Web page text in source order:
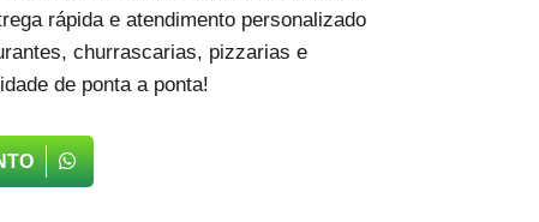
rápida e atendimento personalizado
churrascarias, pizzarias e
de ponta a ponta!